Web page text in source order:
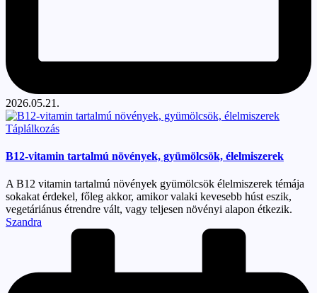
2026.05.21.
Posted
Táplálkozás
B12-vitamin tartalmú növények, gyümölcsök, élelmiszerek
A B12 vitamin tartalmú növények gyümölcsök élelmiszerek témája
sokakat érdekel, főleg akkor, amikor valaki kevesebb húst eszik,
vegetáriánus étrendre vált, vagy teljesen növényi alapon étkezik.
Posted
Szandra